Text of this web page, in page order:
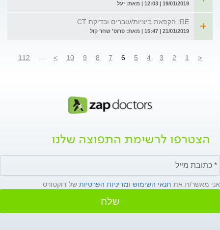
19/01/2019 | 12:03 | מאת: יעל
RE: הקפאת ביציות/עוברים ובדיקת CT
21/01/2019 | 15:47 | מאת: פרופ' שחר קול
<
1
2
3
4
5
6
7
8
9
10
>
112
הצטרפו לרשימת התפוצה שלנו
אני מאשר/ת את תנאי השימוש ומדיניות הפרטיות של דוקטורס
שלח